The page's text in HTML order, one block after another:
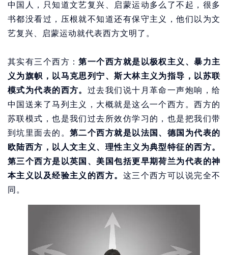
中国人，只知道文艺复兴、启蒙运动多么了不起，很多
书都没看过，压根就不知道还有保守主义，他们以为文
艺复兴、启蒙运动就代表西方文明了。
其实有三个西方：第一个西方就是以极权主义、暴力主
义为旗帜，以马克思列宁、斯大林主义为指导，以苏联
模式为代表的西方。 过去我们说十月革命一声炮响，给
中国送来了马列主义，大概就是这么一个西方。西方的
苏联模式，也是我们过去所效仿学习的，也是把我们带
到坑里面去的。第二个西方就是以法国、德国为代表的
欧陆西方，以人文主义、理性主义为典型特征的西方。
第三个西方是以英国、美国包括更早期荷兰为代表的神
本主义以及经验主义的西方。 这三个西方可以说完全不
同。